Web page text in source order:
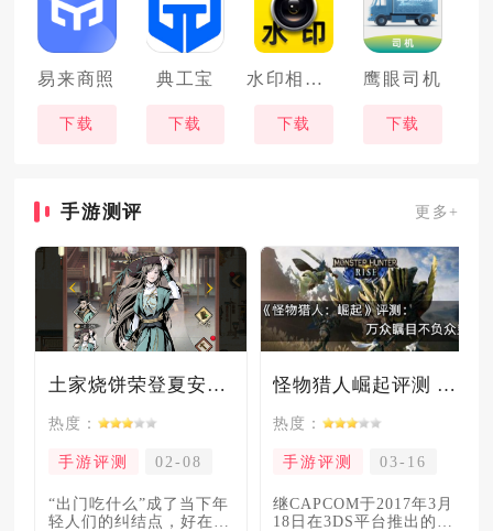
易来商照
下载
典工宝
下载
水印相机拍照记录
下载
鹰眼司机
下载
手游测评 更多+
土家烧饼荣登夏安必吃榜？烧饼西施摇身成流量网红！
热度：
手游评测 02-08
“出门吃什么”成了当下年
轻人们的纠结点，好在美
怪物猎人崛起评测 万众瞩目不负众望
热度：
手游评测 03-16
继CAPCOM于2017年3月
18日在3DS平台推出的